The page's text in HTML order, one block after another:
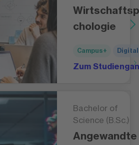
chologie
Campus+
Zum
Bachelor of
Science (B.Sc.)
Angewandte